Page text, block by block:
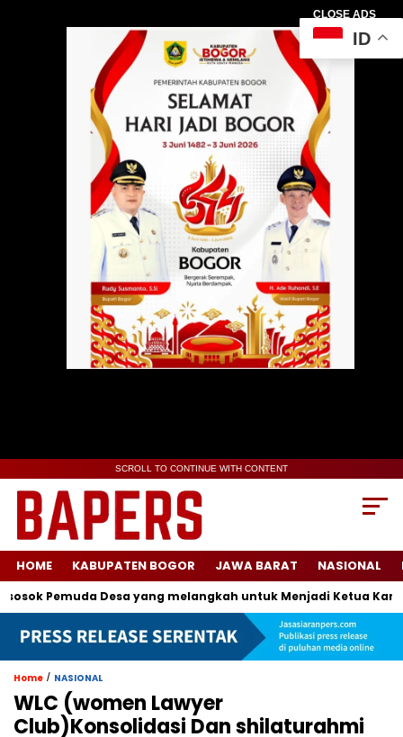
CLOSE ADS
SCROLL TO CONTINUE WITH CONTENT
HOME KABUPATEN BOGOR JAWA BARAT NASIONAL
Desa yang melangkah untuk Menjadi Ketua Karang
Home / NASIONAL
WLC (women Lawyer
Club)Konsolidasi Dan shilaturahmi
ID